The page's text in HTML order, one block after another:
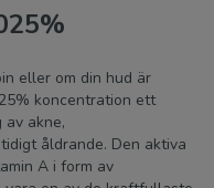
eller om din hud är
koncentration ett
akne,
åldrande. Den aktiva
A i form av